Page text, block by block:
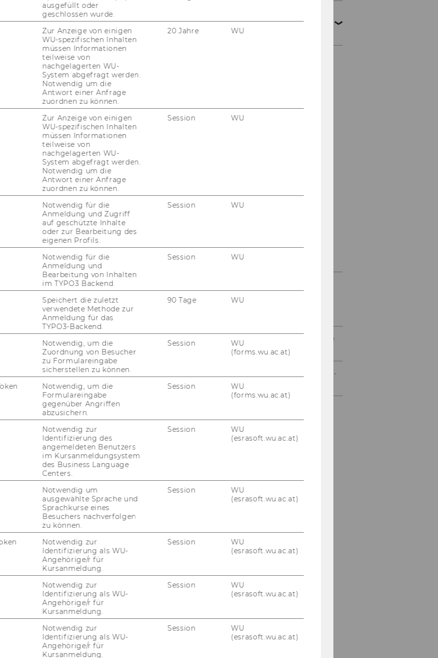
die Per­so­nal­ent­wick­lung ein neues Wei­
der WU. Neben den
Per­so­nal ste­hen Ihnen dort zu­sätz­
ver­schie­dens­ten füh­rungs­re­le­van­ten
​Fokussen oder 1-​tägigen Work­shops
in­ten­siv und stark pra­xis­ori­
Ihrer Füh­rungs­tä­tig­keit zu ar­bei­
und im Rah­men Ihrer Ar­beits­zeit.
Führungs-​Workshops fin­den Sie auf
füh­rungs­re­le­van­ten Ver­an­stal­tun­gen ge­lan­
auf der fol­gen­den Platt­form,
drei grund­le­gen­de Per­spek­ti­ven der
im 1:1-​Setting sowie
Füh­ren durch Ver­än­de­run­gen.
Work­shops adres­siert, die so­wohl ein­
Work­shop­se­rie ge­bucht wer­den kann.
3klang der Füh­rung fin­den Sie
in An­spruch zu neh­men, bie­tet die
hoch ef­fi­zi­en­te Mög­lich­keit, sehr ziel­
aus Ihrem Füh­rungs­all­tag zu ar­
zu er­ar­bei­ten.
über 40 ex­ter­nen Coa­ches zu­sam­men,
kön­nen. Gerne un­ter­stüt­zen wir Sie
rund um das Coa­ching in einem per­sön­li­
Coa­ching fin­den Siehier.
Angebote für
Führungskräfte des
allgemeinen Personals
wissenschaftlichen
Zielgruppenübergreifende
PE-Angebote
Weitere Angebote für WU-
Mitarbeiter*innen
ausgefüllt oder
geschlossen wurde.
Zur Anzeige von einigen
WU-spezifischen Inhalten
müssen Informationen
teilweise von
nachgelagerten WU-
System abgefragt werden.
Notwendig um die
Antwort einer Anfrage
zuordnen zu können.
20 Jahre WU
Zur Anzeige von einigen
WU-spezifischen Inhalten
müssen Informationen
teilweise von
nachgelagerten WU-
System abgefragt werden.
Notwendig um die
Antwort einer Anfrage
zuordnen zu können.
Session WU
Notwendig für die
Anmeldung und Zugriff
auf geschützte Inhalte
oder zur Bearbeitung des
eigenen Profils.
Session WU
Notwendig für die
Anmeldung und
Bearbeitung von Inhalten
im TYPO3 Backend.
Session WU
Speichert die zuletzt
verwendete Methode zur
Anmeldung für das
TYPO3-Backend.
90 Tage WU
Notwendig, um die
Zuordnung von Besucher
zu Formulareingabe
sicherstellen zu können.
Session
WU
(forms.wu.ac.at)
Notwendig, um die
Formulareingabe
gegenüber Angriffen
abzusichern.
Session
WU
(forms.wu.ac.at)
Notwendig zur
Identifizierung des
angemeldeten Benutzers
im Kursanmeldungsystem
des Business Language
Centers.
Session
WU
(esrasoft.wu.ac.at)
Notwendig um
ausgewählte Sprache und
Sprachkurse eines
Besuchers nachverfolgen
zu können.
Session
WU
(esrasoft.wu.ac.at)
Notwendig zur
Identifizierung als WU-
Angehörige/r für
Kursanmeldung.
Session
WU
(esrasoft.wu.ac.at)
Notwendig zur
Identifizierung als WU-
Angehörige/r für
Kursanmeldung.
Session
WU
(esrasoft.wu.ac.at)
Notwendig zur
Identifizierung als WU-
Angehörige/r für
Kursanmeldung.
Session
WU
(esrasoft.wu.ac.at)